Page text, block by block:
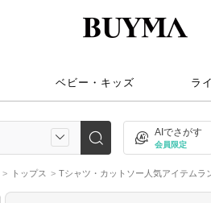
ベビー・キッズ ラ
AIでさがす
会員限定
トップス Tシャツ・カットソー人気アイテムラ